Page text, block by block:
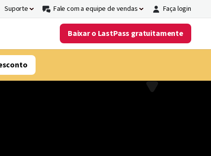
Suporte Fale com a equipe de vendas Faça login
Baixar o LastPass gratuitamente